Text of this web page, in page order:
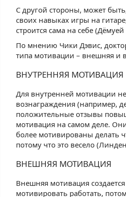
С другой стороны, может
своих навыках игры на
строится сама на себе
По мнению Чики Дэвис,
типа мотивации – внешняя и
ВНУТРЕННЯЯ МОТИВАЦИЯ
Для внутренней мотивации
вознаграждения (например,
положительные отзывы
мотивация на самом деле.
более мотивированы делать
потому что это весело
ВНЕШНЯЯ МОТИВАЦИЯ
Внешняя мотивация
мотивировать работать,